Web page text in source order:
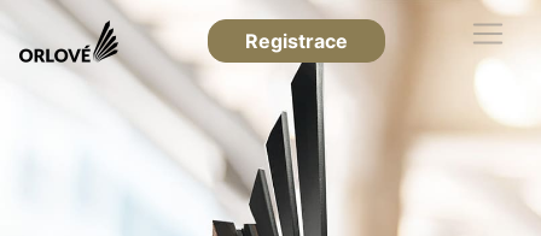
Registrace